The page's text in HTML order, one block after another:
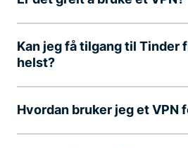
Kan jeg få tilgang til Tinder
helst?
Hvordan bruker jeg et VPN